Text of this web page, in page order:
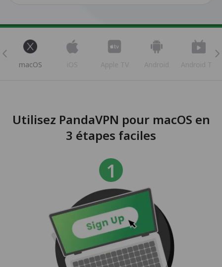
macOS iOS Apple TV Android Android TV
Utilisez PandaVPN pour macOS en
3 étapes faciles